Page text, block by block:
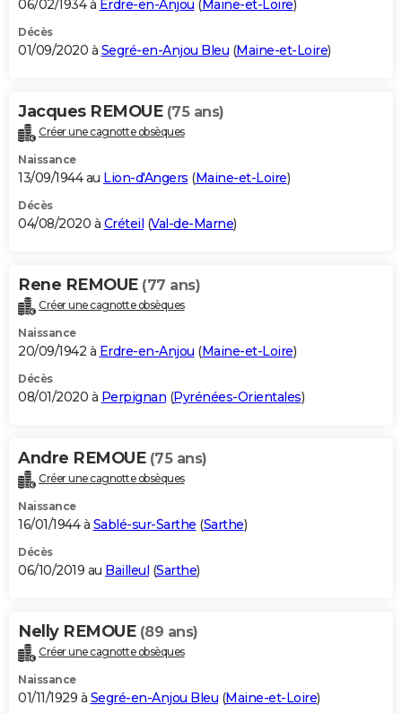
06/02/1934 à Erdre-en-Anjou ( Maine-et-Loire)
Décès
01/09/2020 à Segré-en-Anjou Bleu (Maine-et-Loire)
Jacques REMOUE (75 ans)
Créer une cagnotte obsèques
Naissance
13/09/1944 au Lion-d'Angers (Maine-et-Loire)
Décès
04/08/2020 à Créteil (Val-de-Marne)
Rene REMOUE (77 ans)
Créer une cagnotte obsèques
Naissance
20/09/1942 à Erdre-en-Anjou (Maine-et-Loire)
Décès
08/01/2020 à Perpignan (Pyrénées-Orientales)
Andre REMOUE (75 ans)
Créer une cagnotte obsèques
Naissance
16/01/1944 à Sablé-sur-Sarthe (Sarthe)
Décès
06/10/2019 au Bailleul (Sarthe)
Nelly REMOUE (89 ans)
Créer une cagnotte obsèques
Naissance
01/11/1929 à Segré-en-Anjou Bleu (Maine-et-Loire)